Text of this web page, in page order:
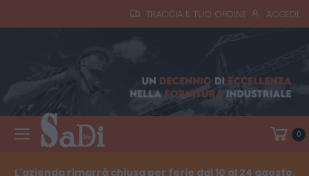
TRACCIA IL TUO ORDINE ACCEDI
Toggle mobile menu 0
L'azienda rimarrà chiusa per ferie dal 10 al 24 agosto.